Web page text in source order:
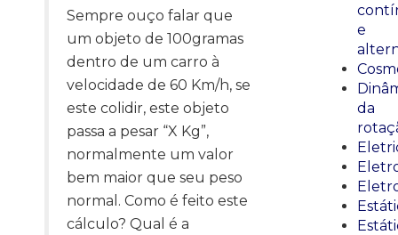
Sempre ouço falar que
um objeto de 100gramas
dentro de um carro à
velocidade de 60 Km/h, se
este colidir, este objeto
passa a pesar “X Kg”,
normalmente um valor
bem maior que seu peso
normal. Como é feito este
cálculo? Qual é a
e
da